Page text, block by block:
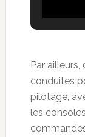
Par
conduites
pilotage,
les